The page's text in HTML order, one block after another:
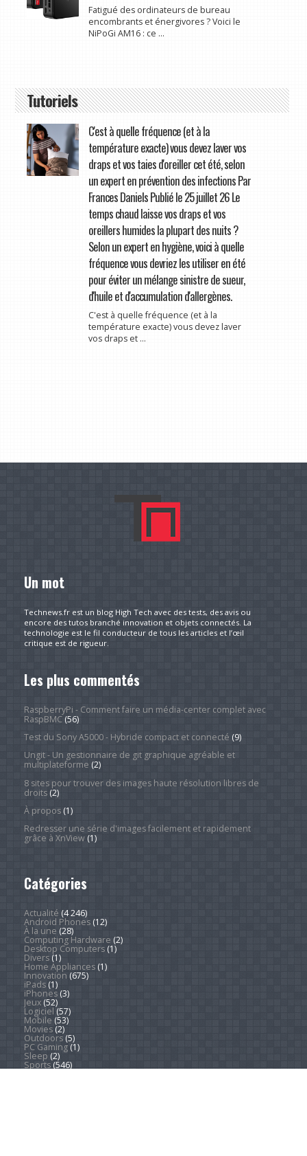
Fatigué des ordinateurs de bureau
encombrants et énergivores ? Voici le
NiPoGi AM16 : ce ...
Tutoriels
C'est à quelle fréquence (et à la
température exacte) vous devez laver vos
draps et vos taies d'oreiller cet été, selon
un expert en prévention des infections Par
Frances Daniels Publié le 25 juillet 26 Le
temps chaud laisse vos draps et vos
oreillers humides la plupart des nuits ?
Selon un expert en hygiène, voici à quelle
fréquence vous devriez les utiliser en été
pour éviter un mélange sinistre de sueur,
d'huile et d'accumulation d'allergènes.
C'est à quelle fréquence (et à la
température exacte) vous devez laver
vos draps et ...
Un mot
Technews.fr est un blog High Tech avec des tests, des avis ou
encore des tutos branché innovation et objets connectés. La
technologie est le fil conducteur de tous les articles et l’œil
critique est de rigueur.
Les plus commentés
RaspberryPi - Comment faire un média-center complet avec
RaspBMC(56)
Test du Sony A5000 - Hybride compact et connecté (9)
Ungit - Un gestionnaire de git graphique agréable et
multiplateforme (2)
8 sites pour trouver des images haute résolution libres de
droits(2)
À propos(1)
Redresser une série d'images facilement et rapidement
grâce à XnView(1)
Catégories
Actualité (4 246)
Android Phones(12)
À la une (28)
Computing Hardware (2)
Desktop Computers(1)
Divers(1)
Home Appliances(1)
Innovation (675)
iPads(1)
iPhones(3)
Jeux(52)
Logiciel (57)
Mobile (53)
Movies(2)
Outdoors(5)
PC Gaming(1)
Sleep (2)
Sports(546)